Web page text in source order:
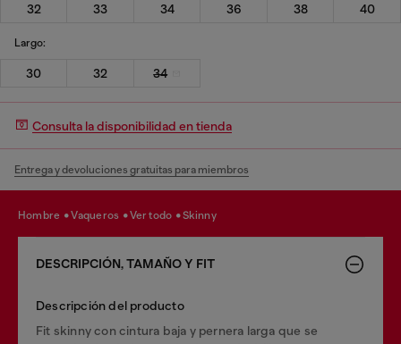
32
33 34 36 38 40
Largo:
30 32 34
Consulta la disponibilidad en tienda
Entrega y devoluciones gratuitas para miembros
hombre vaqueros ver todo skinny
DESCRIPCIÓN, TAMAÑO Y FIT
Descripción del producto
Fit skinny con cintura baja y pernera larga que se